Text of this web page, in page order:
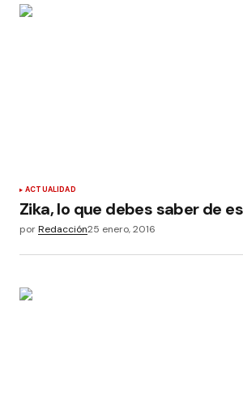
ACTUALIDAD
Zika, lo que debes saber de
porRedacción25 enero, 2016